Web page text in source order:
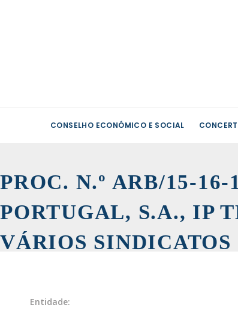
CONSELHO ECONÓMICO E SOCIAL
PROC. N.º ARB/15-
PORTUGAL, S.A., IP
VÁRIOS SINDICATOS
Entidade: